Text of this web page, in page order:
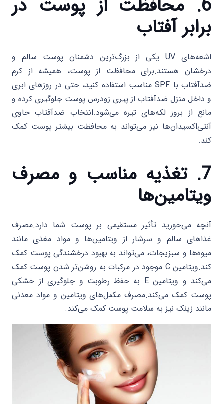
6. محافظت از پوست در
برابر آفتاب
اشعه‌های UV یکی از بزرگ‌ترین دشمنان پوست سالم و
درخشان هستند.برای محافظت از پوست، همیشه از کرم
ضدآفتاب با SPF مناسب استفاده کنید، حتی در روزهای ابری
و داخل منزل.ضدآفتاب از پیری زودرس پوست جلوگیری کرده و
مانع از بروز لکه‌های تیره می‌شود.انتخاب ضدآفتاب حاوی
آنتی‌اکسیدان‌ها نیز می‌تواند به محافظت بیشتر پوست کمک
کند.
7. تغذیه مناسب و مصرف
ویتامین‌ها
آنچه می‌خورید تأثیر مستقیمی بر پوست شما دارد.مصرف
غذاهای سالم و سرشار از ویتامین‌ها و مواد مغذی مانند
میوه‌ها و سبزیجات، می‌تواند به بهبود درخشندگی پوست کمک
کند.ویتامین C موجود در مرکبات به روشن‌تر شدن پوست کمک
می‌کند و ویتامین E به حفظ رطوبت و جلوگیری از خشکی
پوست کمک می‌کند.مصرف مکمل‌های ویتامین و مواد معدنی
مانند زینک نیز به سلامت پوست کمک می‌کند.